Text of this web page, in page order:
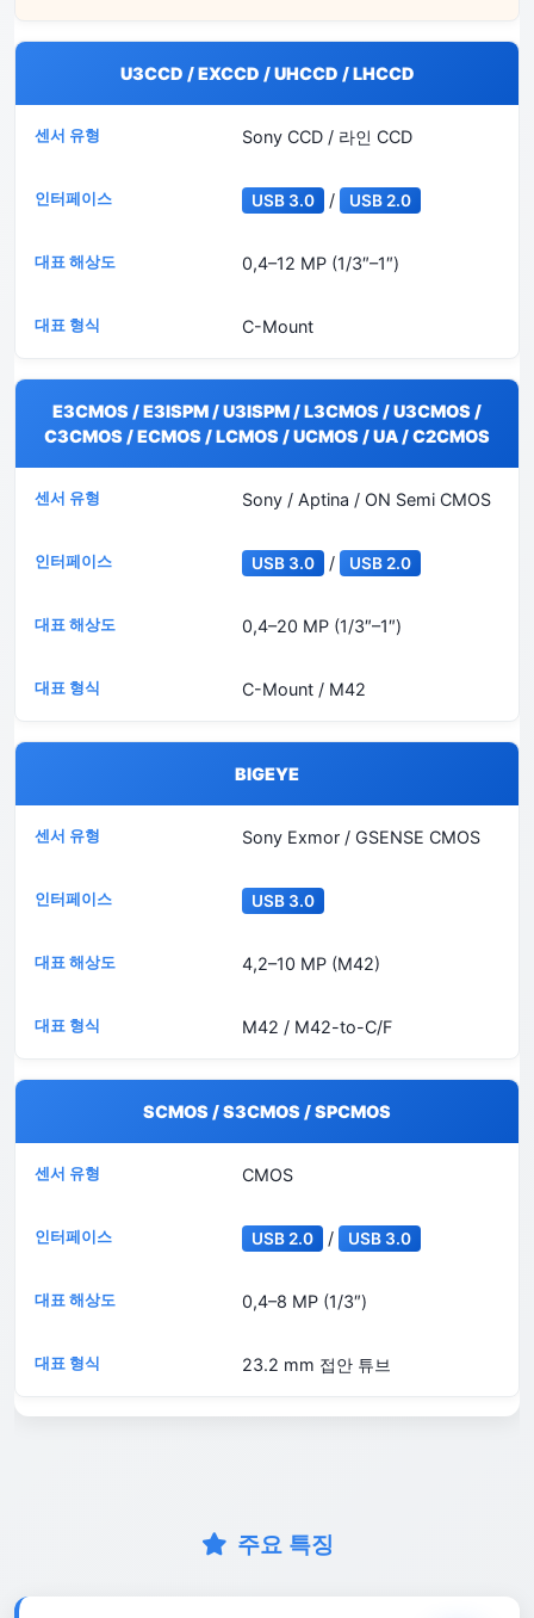
U3CCD / EXCCD / UHCCD / LHCCD
Sony CCD / 라인 CCD
USB 3.0 / USB 2.0
0,4–12 MP (1/3″–1″)
C-Mount
E3CMOS / E3ISPM / U3ISPM / L3CMOS / U3CMOS /
C3CMOS / ECMOS / LCMOS / UCMOS / UA / C2CMOS
Sony / Aptina / ON Semi CMOS
USB 3.0 / USB 2.0
0,4–20 MP (1/3″–1″)
C-Mount / M42
BIGEYE
Sony Exmor / GSENSE CMOS
USB 3.0
4,2–10 MP (M42)
M42 / M42-to-C/F
SCMOS / S3CMOS / SPCMOS
CMOS
USB 2.0 / USB 3.0
0,4–8 MP (1/3″)
23.2 mm 접안 튜브
주요 특징